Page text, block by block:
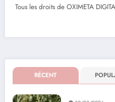
Tous les droits de OXIMETA
RÉCENT